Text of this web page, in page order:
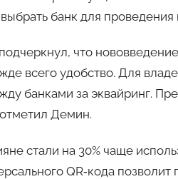
банк для проведения
что
всего удобство. Для
банками за эквайринг.
Демин.
стали на 30% чаще
QR‑кода